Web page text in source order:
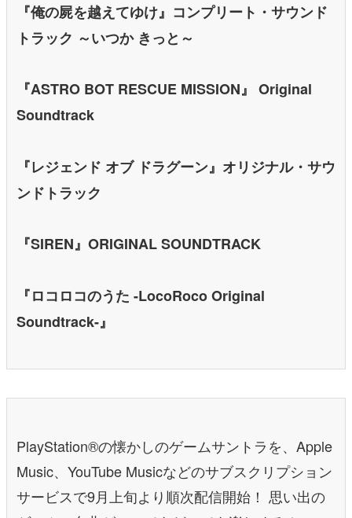
『俺の屍を越えてゆけ』コンプリート・サウンド
トラック ～いつか きっと～
『ASTRO BOT RESCUE MISSION』 Original
Soundtrack
『レジェンド オブ ドラグーン』オリジナル・サウ
ンドトラック
『SIREN』ORIGINAL SOUNDTRACK
『ロコロコのうた -LocoRoco Original
Soundtrack-』
PlayStation®の懐かしのゲームサントラを、Apple
Music、YouTube Musicなどのサブスクリプション
サービスで9月上旬より順次配信開始！ 思い出の